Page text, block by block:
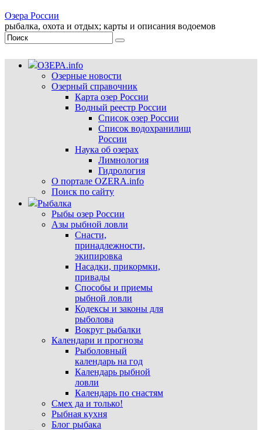
Озера России
рыбалка, охота и отдых; карты и описания водоемов
ОЗЕРА.info
Озерные новости
Озерный справочник
Карта озер России
Водный реестр России
Список озер России
Список водохранилищ
России
Наука об озерах
Лимнология
Гидрология
О портале OZERA.info
Поиск по сайту
Рыбалка
Рыбы озер России
Азы рыбной ловли
Снасти,
принадлежности,
экипировка
Насадки, прикормки,
привады
Способы и приемы
рыбной ловли
Кодексы и законы для
рыболова
Вокруг рыбалки
Календари и прогнозы
Рыболовный
календарь на год
Календарь рыбной
ловли
Календарь по снастям
Смех да и только!
Рыбная кухня
Блог рыбака